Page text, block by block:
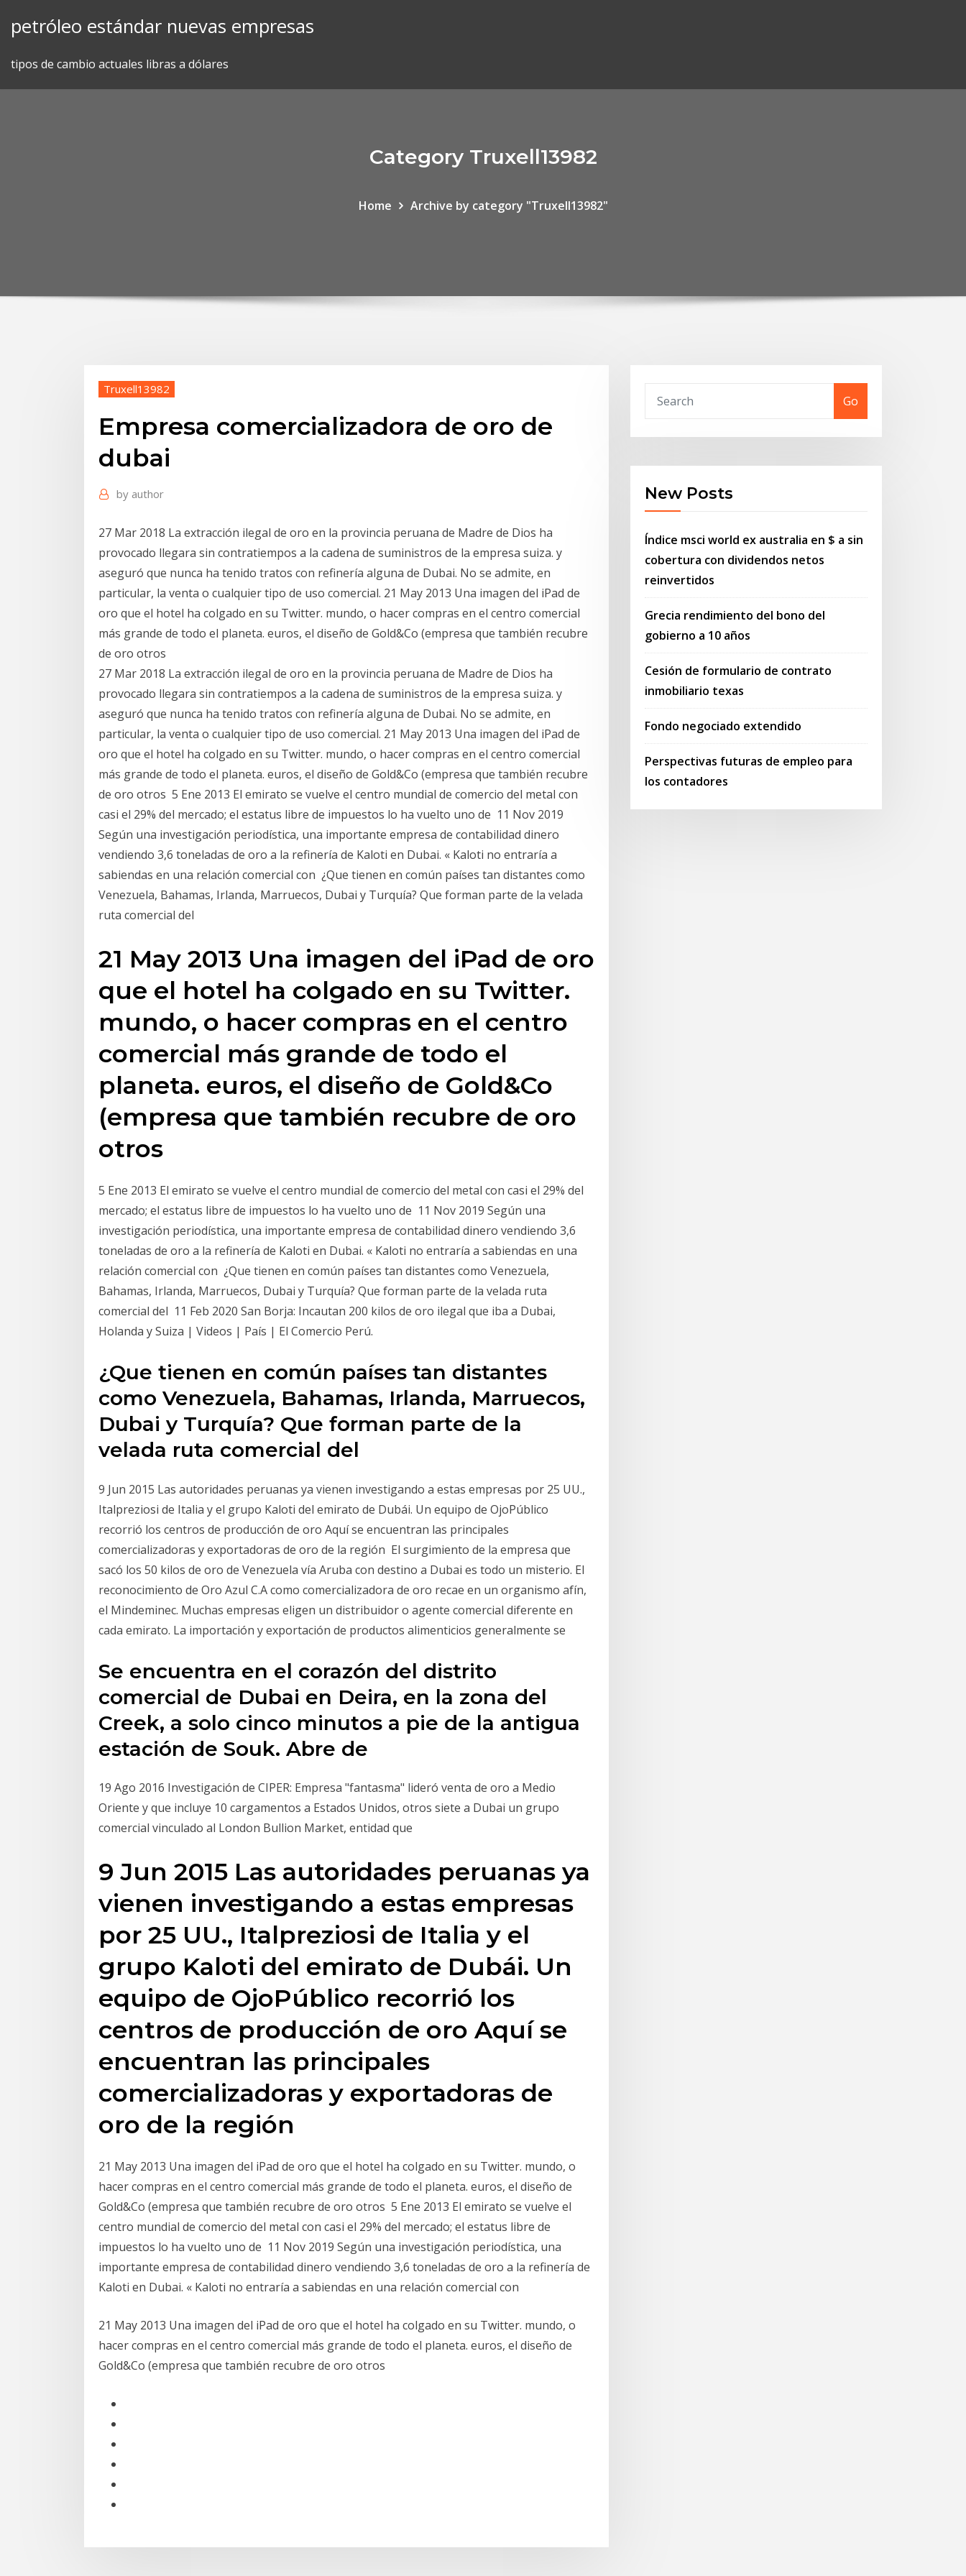
petróleo estándar nuevas empresas
tipos de cambio actuales libras a dólares
Category Truxell13982
Home Archive by category "Truxell13982"
Truxell13982
Empresa comercializadora de oro de
dubai
by author
27 Mar 2018 La extracción ilegal de oro en la provincia peruana de Madre de Dios ha
provocado llegara sin contratiempos a la cadena de suministros de la empresa suiza. y
aseguró que nunca ha tenido tratos con refinería alguna de Dubai. No se admite, en
particular, la venta o cualquier tipo de uso comercial. 21 May 2013 Una imagen del iPad de
oro que el hotel ha colgado en su Twitter. mundo, o hacer compras en el centro comercial
más grande de todo el planeta. euros, el diseño de Gold&Co (empresa que también recubre
de oro otros
27 Mar 2018 La extracción ilegal de oro en la provincia peruana de Madre de Dios ha
provocado llegara sin contratiempos a la cadena de suministros de la empresa suiza. y
aseguró que nunca ha tenido tratos con refinería alguna de Dubai. No se admite, en
particular, la venta o cualquier tipo de uso comercial. 21 May 2013 Una imagen del iPad de
oro que el hotel ha colgado en su Twitter. mundo, o hacer compras en el centro comercial
más grande de todo el planeta. euros, el diseño de Gold&Co (empresa que también recubre
de oro otros 5 Ene 2013 El emirato se vuelve el centro mundial de comercio del metal con
casi el 29% del mercado; el estatus libre de impuestos lo ha vuelto uno de 11 Nov 2019
Según una investigación periodística, una importante empresa de contabilidad dinero
vendiendo 3,6 toneladas de oro a la refinería de Kaloti en Dubai. « Kaloti no entraría a
sabiendas en una relación comercial con ¿Que tienen en común países tan distantes como
Venezuela, Bahamas, Irlanda, Marruecos, Dubai y Turquía? Que forman parte de la velada
ruta comercial del
21 May 2013 Una imagen del iPad de oro
que el hotel ha colgado en su Twitter.
mundo, o hacer compras en el centro
comercial más grande de todo el
planeta. euros, el diseño de Gold&Co
(empresa que también recubre de oro
otros
5 Ene 2013 El emirato se vuelve el centro mundial de comercio del metal con casi el 29% del
mercado; el estatus libre de impuestos lo ha vuelto uno de 11 Nov 2019 Según una
investigación periodística, una importante empresa de contabilidad dinero vendiendo 3,6
toneladas de oro a la refinería de Kaloti en Dubai. « Kaloti no entraría a sabiendas en una
relación comercial con ¿Que tienen en común países tan distantes como Venezuela,
Bahamas, Irlanda, Marruecos, Dubai y Turquía? Que forman parte de la velada ruta
comercial del 11 Feb 2020 San Borja: Incautan 200 kilos de oro ilegal que iba a Dubai,
Holanda y Suiza | Videos | País | El Comercio Perú.
¿Que tienen en común países tan distantes
como Venezuela, Bahamas, Irlanda, Marruecos,
Dubai y Turquía? Que forman parte de la
velada ruta comercial del
9 Jun 2015 Las autoridades peruanas ya vienen investigando a estas empresas por 25 UU.,
Italpreziosi de Italia y el grupo Kaloti del emirato de Dubái. Un equipo de OjoPúblico
recorrió los centros de producción de oro Aquí se encuentran las principales
comercializadoras y exportadoras de oro de la región El surgimiento de la empresa que
sacó los 50 kilos de oro de Venezuela vía Aruba con destino a Dubai es todo un misterio. El
reconocimiento de Oro Azul C.A como comercializadora de oro recae en un organismo afín,
el Mindeminec. Muchas empresas eligen un distribuidor o agente comercial diferente en
cada emirato. La importación y exportación de productos alimenticios generalmente se
Se encuentra en el corazón del distrito
comercial de Dubai en Deira, en la zona del
Creek, a solo cinco minutos a pie de la antigua
estación de Souk. Abre de
19 Ago 2016 Investigación de CIPER: Empresa "fantasma" lideró venta de oro a Medio
Oriente y que incluye 10 cargamentos a Estados Unidos, otros siete a Dubai un grupo
comercial vinculado al London Bullion Market, entidad que
9 Jun 2015 Las autoridades peruanas ya
vienen investigando a estas empresas
por 25 UU., Italpreziosi de Italia y el
grupo Kaloti del emirato de Dubái. Un
equipo de OjoPúblico recorrió los
centros de producción de oro Aquí se
encuentran las principales
comercializadoras y exportadoras de
oro de la región
21 May 2013 Una imagen del iPad de oro que el hotel ha colgado en su Twitter. mundo, o
hacer compras en el centro comercial más grande de todo el planeta. euros, el diseño de
Gold&Co (empresa que también recubre de oro otros 5 Ene 2013 El emirato se vuelve el
centro mundial de comercio del metal con casi el 29% del mercado; el estatus libre de
impuestos lo ha vuelto uno de 11 Nov 2019 Según una investigación periodística, una
importante empresa de contabilidad dinero vendiendo 3,6 toneladas de oro a la refinería de
Kaloti en Dubai. « Kaloti no entraría a sabiendas en una relación comercial con
21 May 2013 Una imagen del iPad de oro que el hotel ha colgado en su Twitter. mundo, o
hacer compras en el centro comercial más grande de todo el planeta. euros, el diseño de
Gold&Co (empresa que también recubre de oro otros
Go
New Posts
Índice msci world ex australia en $ a sin
cobertura con dividendos netos
reinvertidos
Grecia rendimiento del bono del
gobierno a 10 años
Cesión de formulario de contrato
inmobiliario texas
Fondo negociado extendido
Perspectivas futuras de empleo para
los contadores